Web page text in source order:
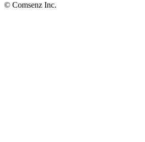
© Comsenz Inc.